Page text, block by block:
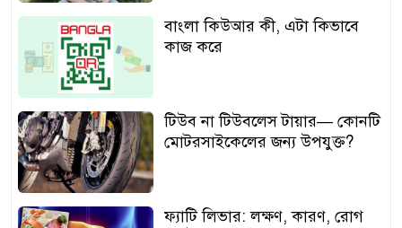
বাংলা কিউআর কী, এটা কিভাবে
কাজ করে
টিউব না টিউবলেস টায়ার— কোনটি
মোটরসাইকেলের জন্য উপযুক্ত?
ফ্যাটি লিভার: লক্ষণ, কারণ, রোগ